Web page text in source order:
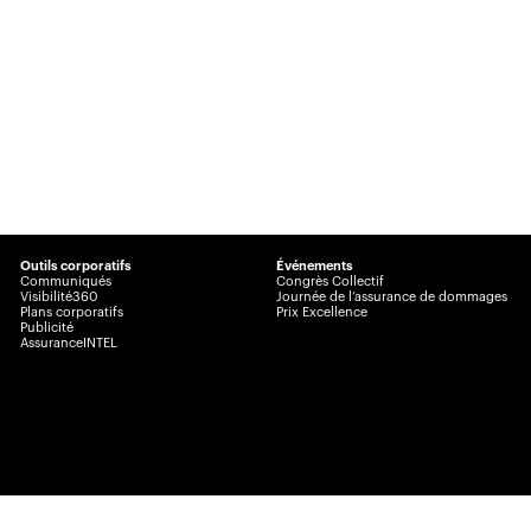
Outils corporatifs
Communiqués
Visibilité360
Plans corporatifs
Publicité
AssuranceINTEL
Événements
Congrès Collectif
Journée de l’assurance de dommages
Prix Excellence